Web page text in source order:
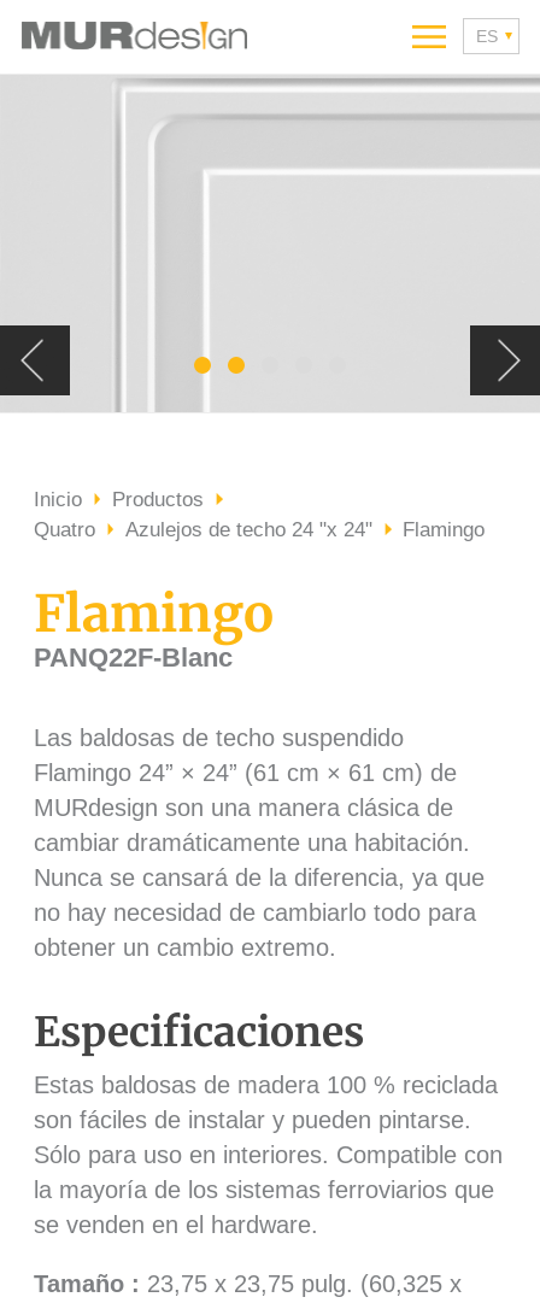
Inicio
Productos
Quatro
Azulejos de techo 24 "x 24" Flamingo
Flamingo
PANQ22F-Blanc
Las baldosas de techo suspendido
Flamingo 24” × 24” (61 cm × 61 cm) de
MURdesign son una manera clásica de
cambiar dramáticamente una habitación.
Nunca se cansará de la diferencia, ya que
no hay necesidad de cambiarlo todo para
obtener un cambio extremo.
Especificaciones
Estas baldosas de madera 100 % reciclada
son fáciles de instalar y pueden pintarse.
Sólo para uso en interiores. Compatible con
la mayoría de los sistemas ferroviarios que
se venden en el hardware.
Tamaño : 23,75 x 23,75 pulg. (60,325 x